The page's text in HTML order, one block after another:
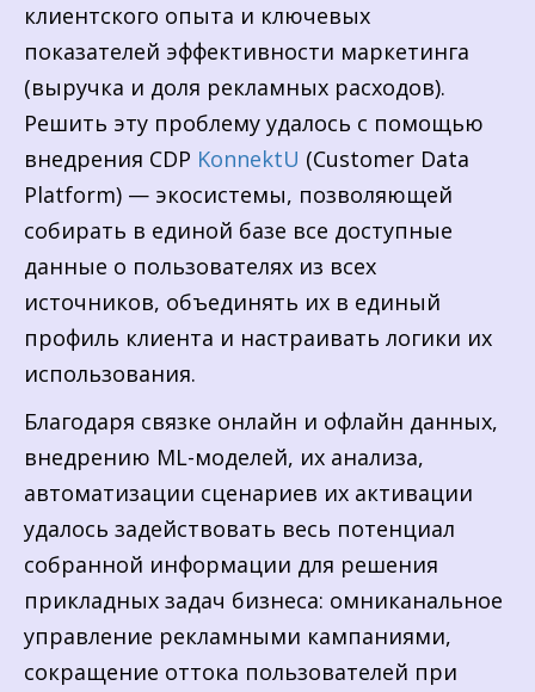
клиентского опыта и ключевых
показателей эффективности маркетинга
(выручка и доля рекламных расходов).
Решить эту проблему удалось с помощью
внедрения CDP KonnektU (Customer Data
Platform) — экосистемы, позволяющей
собирать в единой базе все доступные
данные о пользователях из всех
источников, объединять их в единый
профиль клиента и настраивать логики их
использования.
Благодаря связке онлайн и офлайн данных,
внедрению ML-моделей, их анализа,
автоматизации сценариев их активации
удалось задействовать весь потенциал
собранной информации для решения
прикладных задач бизнеса: омниканальное
управление рекламными кампаниями,
сокращение оттока пользователей при